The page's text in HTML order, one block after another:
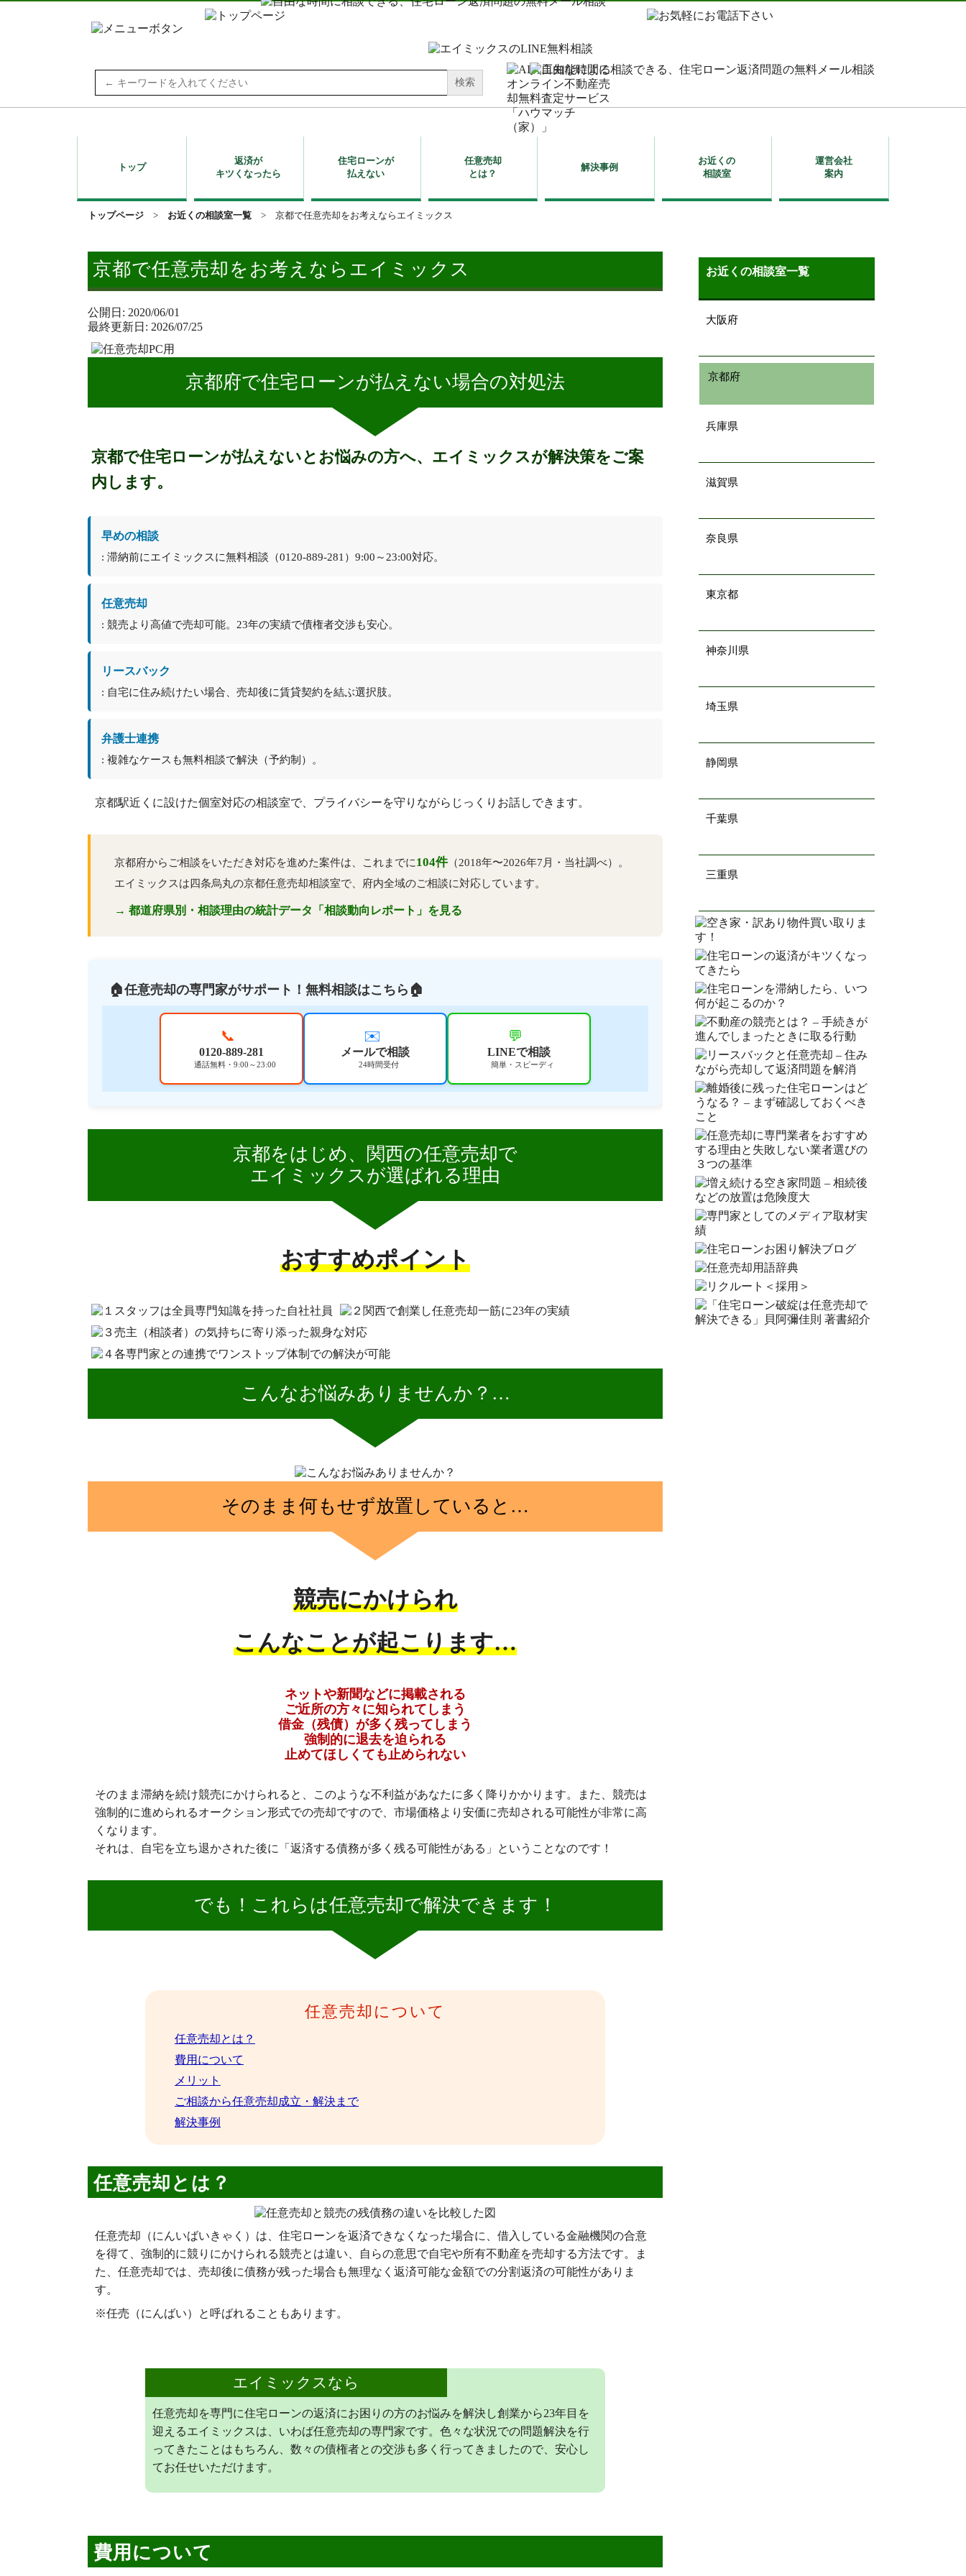
Search
for:
トップ
返済が
キツくなったら
住宅ローンが
払えない
任意売却
とは？
解決事例
お近くの
相談室
運営会社
案内
トップページ > お近くの相談室一覧 > 京都で任意売却をお考えならエイミックス
京都で任意売却をお考えならエイミックス
公開日: 2020/06/01
最終更新日: 2026/07/25
京都府で住宅ローンが払えない場合の対処法
京都で住宅ローンが払えないとお悩みの方へ、エイミックスが解決策をご案
内します。
早めの相談
: 滞納前にエイミックスに無料相談（0120-889-281 ）9:00～23:00対応。
任意売却
: 競売より高値で売却可能。23年の実績で債権者交渉も安心。
リースバック
: 自宅に住み続けたい場合、売却後に賃貸契約を結ぶ選択肢。
弁護士連携
: 複雑なケースも無料相談で解決（予約制）。
京都駅近くに設けた個室対応の相談室で、プライバシーを守りながらじっくりお話しできます。
京都府からご相談をいただき対応を進めた案件は、これまでに104件 （2018年〜2026年7月・当社調べ）。
エイミックスは四条烏丸の京都任意売却相談室で、府内全域のご相談に対応しています。
→ 都道府県別・相談理由の統計データ「相談動向レポート」を見る
🏠任意売却の専門家がサポート！無料相談はこちら🏠
📞
0120-889-281
通話無料・9:00～23:00
✉️
メールで相談
24時間受付
💬
LINEで相談
簡単・スピーディ
京都をはじめ、関西の任意売却で
エイミックスが選ばれる理由
おすすめポイント
こんなお悩みありませんか？…
そのまま何もせず放置していると…
競売にかけられ
こんなことが起こります…
ネットや新聞などに掲載される
ご近所の方々に知られてしまう
借金（残債）が多く残ってしまう
強制的に退去を迫られる
止めてほしくても止められない
そのまま滞納を続け競売にかけられると、このような不利益があなたに多く降りかかります。また、競売は
強制的に進められるオークション形式での売却ですので、市場価格より安価に売却される可能性が非常に高
くなります。
それは、自宅を立ち退かされた後に「返済する債務が多く残る可能性がある」ということなのです！
でも！これらは任意売却で解決できます！
任意売却について
任意売却とは？
費用について
メリット
ご相談から任意売却成立・解決まで
解決事例
任意売却とは？
任意売却（にんいばいきゃく）は、住宅ローンを返済できなくなった場合に、借入している金融機関の合意
を得て、強制的に競りにかけられる競売とは違い、自らの意思で自宅や所有不動産を売却する方法です。ま
た、任意売却では、売却後に債務が残った場合も無理なく返済可能な金額での分割返済の可能性がありま
す。
※任売（にんばい）と呼ばれることもあります。
エイミックスなら
任意売却を専門に住宅ローンの返済にお困りの方のお悩みを解決し創業から23年目を
迎えるエイミックスは、いわば任意売却の専門家です。色々な状況での問題解決を行
ってきたことはもちろん、数々の債権者との交渉も多く行ってきましたので、安心し
てお任せいただけます。
費用について
お近くの相談室一覧
大阪府
京都府
兵庫県
滋賀県
奈良県
東京都
神奈川県
埼玉県
静岡県
千葉県
三重県